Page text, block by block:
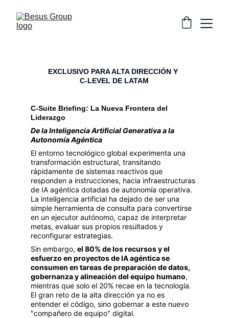
EXCLUSIVO PARA ALTA DIRECCIÓN Y
C-LEVEL DE LATAM
C-Suite Briefing: La Nueva Frontera del
Liderazgo
De la Inteligencia Artificial Generativa a la
Autonomía Agéntica
El entorno tecnológico global experimenta una
transformación estructural, transitando
rápidamente de sistemas reactivos que
responden a instrucciones, hacia infraestructuras
de IA agéntica dotadas de autonomía operativa.
La inteligencia artificial ha dejado de ser una
simple herramienta de consulta para convertirse
en un ejecutor autónomo, capaz de interpretar
metas, evaluar sus propios resultados y
reconfigurar estrategias.
Sin embargo, el 80% de los recursos y el
esfuerzo en proyectos de IA agéntica se
consumen en tareas de preparación de datos,
gobernanza y alineación del equipo humano,
mientras que solo el 20% recae en la tecnología.
El gran reto de la alta dirección ya no es
entender el código, sino gobernar a este nuevo
"compañero de equipo" digital.